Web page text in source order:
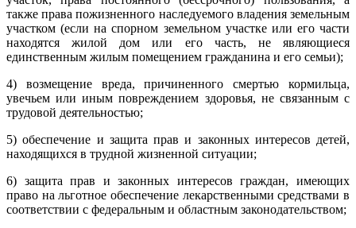
также права пожизненного наследуемого владения земельным
участком (если на спорном земельном участке или его части
находятся жилой дом или его часть, не являющиеся
единственным жилым помещением гражданина и его семьи);
4) возмещение вреда, причиненного смертью кормильца,
увечьем или иным повреждением здоровья, не связанным с
трудовой деятельностью;
5) обеспечение и защита прав и законных интересов детей,
находящихся в трудной жизненной ситуации;
6) защита прав и законных интересов граждан, имеющих
право на льготное обеспечение лекарственными средствами в
соответствии с федеральным и областным законодательством;